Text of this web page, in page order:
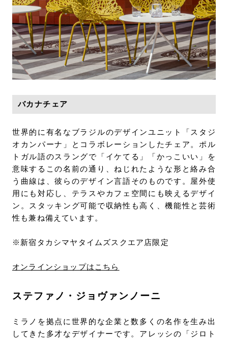
バカナチェア
世界的に有名なブラジルのデザインユニット「スタジ
オカンパーナ」とコラボレーションしたチェア。ポル
トガル語のスラングで「イケてる」「かっこいい」を
意味するこの名前の通り、ねじれたような形と絡み合
う曲線は、彼らのデザイン言語そのものです。屋外使
用にも対応し、テラスやカフェ空間にも映えるデザイ
ン。スタッキング可能で収納性も高く、機能性と芸術
性も兼ね備えています。
※新宿タカシマヤタイムズスクエア店限定
オンラインショップはこちら
ステファノ・ジョヴァンノーニ
ミラノを拠点に世界的な企業と数多くの名作を生み出
してきた多才なデザイナーです。アレッシの「ジロト